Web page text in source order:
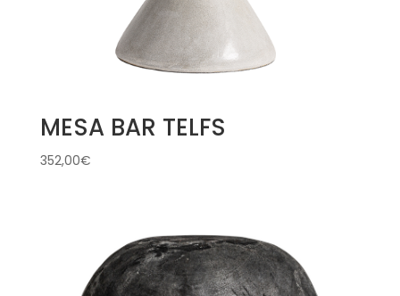
MESA BAR TELFS
352,00€